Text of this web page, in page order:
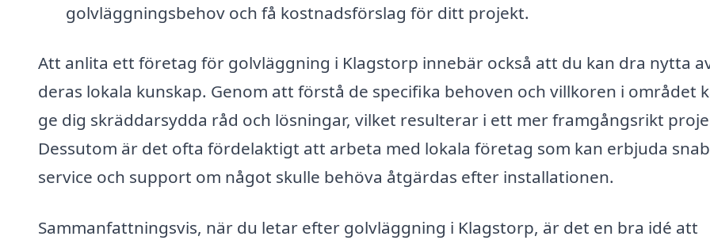
golvläggningsbehov och få kostnadsförslag för ditt projekt.
Att anlita ett företag för golvläggning i Klagstorp innebär också att du kan dra nytta
deras lokala kunskap. Genom att förstå de specifika behoven och villkoren i området
ge dig skräddarsydda råd och lösningar, vilket resulterar i ett mer framgångsrikt
Dessutom är det ofta fördelaktigt att arbeta med lokala företag som kan erbjuda
service och support om något skulle behöva åtgärdas efter installationen.
Sammanfattningsvis, när du letar efter golvläggning i Klagstorp, är det en bra idé att